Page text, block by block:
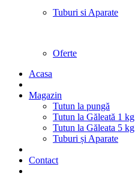
Tuburi si Aparate
Oferte
Acasa
Magazin
Tutun la pungă
Tutun la Găleată 1 kg
Tutun la Găleata 5 kg
Tuburi și Aparate
Contact